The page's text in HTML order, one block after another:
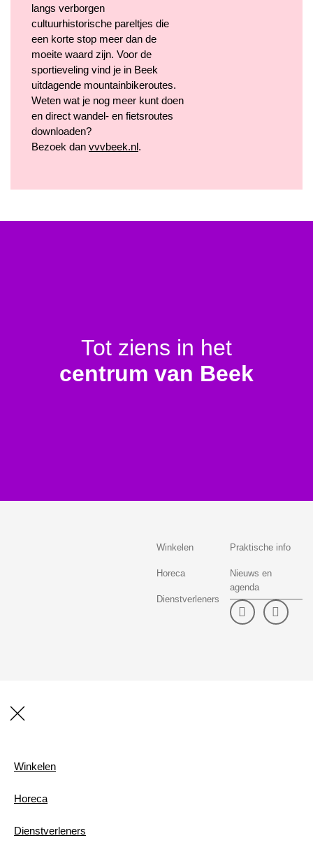
langs verborgen
cultuurhistorische pareltjes die
een korte stop meer dan de
moeite waard zijn. Voor de
sportieveling vind je in Beek
uitdagende mountainbikeroutes.
Weten wat je nog meer kunt doen
en direct wandel- en fietsroutes
downloaden?
Bezoek dan vvvbeek.nl.
Tot ziens in het
centrum van Beek
Winkelen
Horeca
Dienstverleners
Praktische info
Nieuws en
agenda
Winkelen
Horeca
Dienstverleners